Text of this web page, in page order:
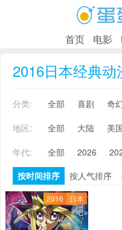
首页 电影
2016日本经典动
分类: 全部 喜剧 奇
地区:
全部 大陆 美
年代:
全部 2026
按时间排序
按人气排序
2016 日本